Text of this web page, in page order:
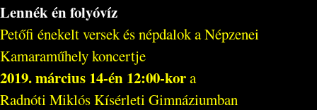
Lennék én folyóvíz
Petőfi énekelt versek és népdalok a Népzenei
Kamaraműhely koncertje
2019. március 14-én 12:00-kora
Radnóti Miklós Kísérleti Gimnáziumban